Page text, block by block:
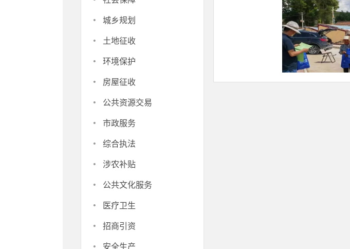
· 城乡规划
· 土地征收
· 环境保护
· 房屋征收
· 公共资源交易
· 市政服务
· 综合执法
· 涉农补贴
· 公共文化服务
· 医疗卫生
· 招商引资
安全生产